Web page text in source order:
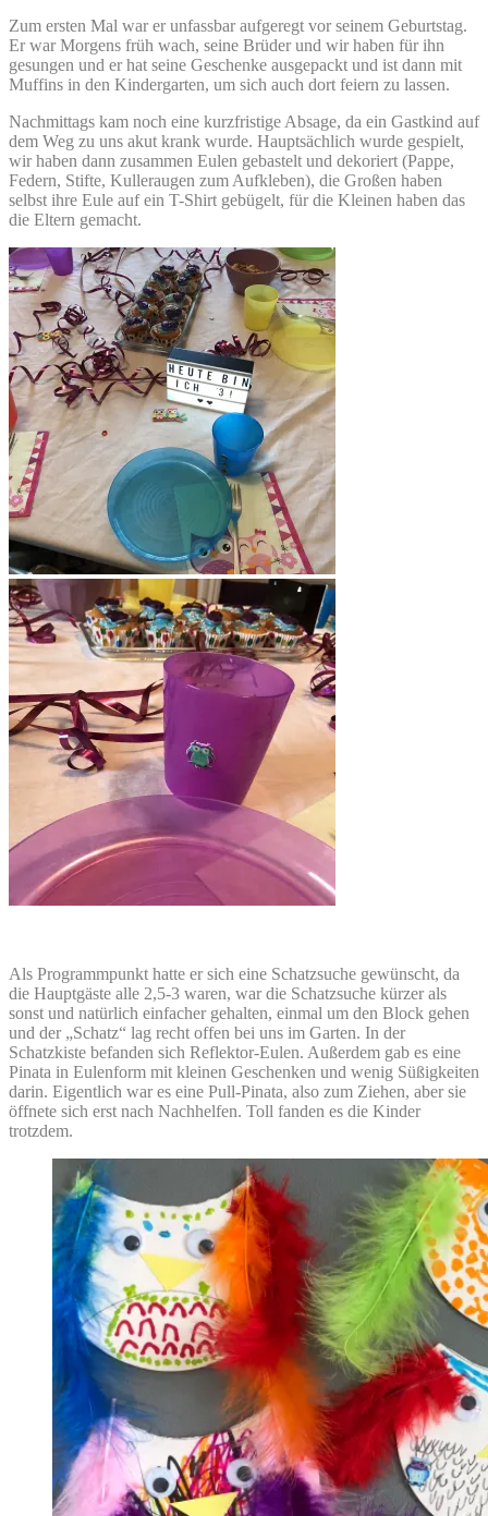
Zum ersten Mal war er unfassbar aufgeregt vor seinem Geburtstag.
Er war Morgens früh wach, seine Brüder und wir haben für ihn
gesungen und er hat seine Geschenke ausgepackt und ist dann mit
Muffins in den Kindergarten, um sich auch dort feiern zu lassen.
Nachmittags kam noch eine kurzfristige Absage, da ein Gastkind auf
dem Weg zu uns akut krank wurde. Hauptsächlich wurde gespielt,
wir haben dann zusammen Eulen gebastelt und dekoriert (Pappe,
Federn, Stifte, Kulleraugen zum Aufkleben), die Großen haben
selbst ihre Eule auf ein T-Shirt gebügelt, für die Kleinen haben das
die Eltern gemacht.
Als Programmpunkt hatte er sich eine Schatzsuche gewünscht, da
die Hauptgäste alle 2,5-3 waren, war die Schatzsuche kürzer als
sonst und natürlich einfacher gehalten, einmal um den Block gehen
und der „Schatz“ lag recht offen bei uns im Garten. In der
Schatzkiste befanden sich Reflektor-Eulen. Außerdem gab es eine
Pinata in Eulenform mit kleinen Geschenken und wenig Süßigkeiten
darin. Eigentlich war es eine Pull-Pinata, also zum Ziehen, aber sie
öffnete sich erst nach Nachhelfen. Toll fanden es die Kinder
trotzdem.